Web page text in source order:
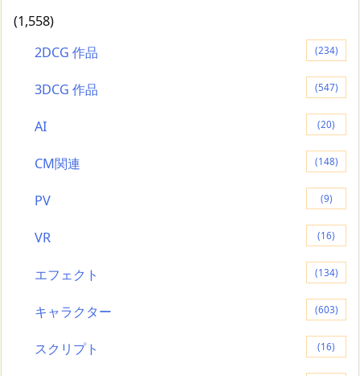
(1,558)
2DCG 作品
(234)
3DCG 作品 (547)
AI (20)
CM関連 (148)
PV (9)
VR (16)
エフェクト (134)
キャラクター (603)
スクリプト (16)